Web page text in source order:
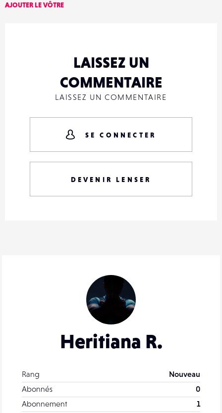
Heritiana R.
Rang
Nouveau
Abonnés
0
Abonnement
1
AJOUTER LE VÔTRE
LAISSEZ UN
COMMENTAIRE
LAISSEZ UN COMMENTAIRE
SE CONNECTER
DEVENIR LENSER